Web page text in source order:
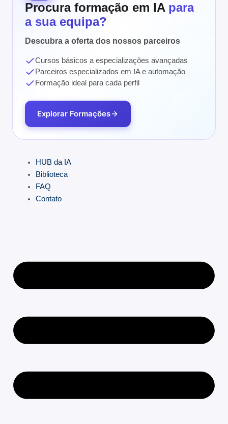
Procura formação em IA para
a sua equipa?
Descubra a oferta dos nossos parceiros
Cursos básicos a especializações avançadas
Parceiros especializados em IA e automação
Formação ideal para cada perfil
Explorar Formações
HUB da IA
Biblioteca
FAQ
Contato